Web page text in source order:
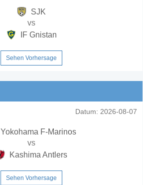
SJK
vs
IF Gnistan
Sehen Vorhersage
Datum: 2026-08-07
Yokohama F-Marinos
vs
Kashima Antlers
Sehen Vorhersage